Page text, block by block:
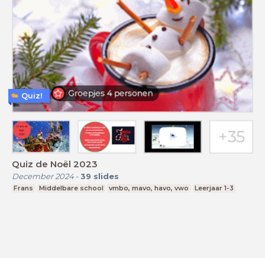
Quiz de Noël 2023
December 2024- 39 slides
Frans Middelbare school vmbo, mavo, havo, vwo Leerjaar 1-3
Quiz!